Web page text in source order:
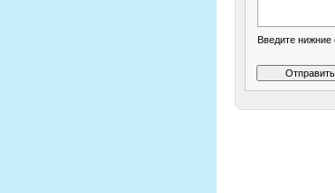
Введите